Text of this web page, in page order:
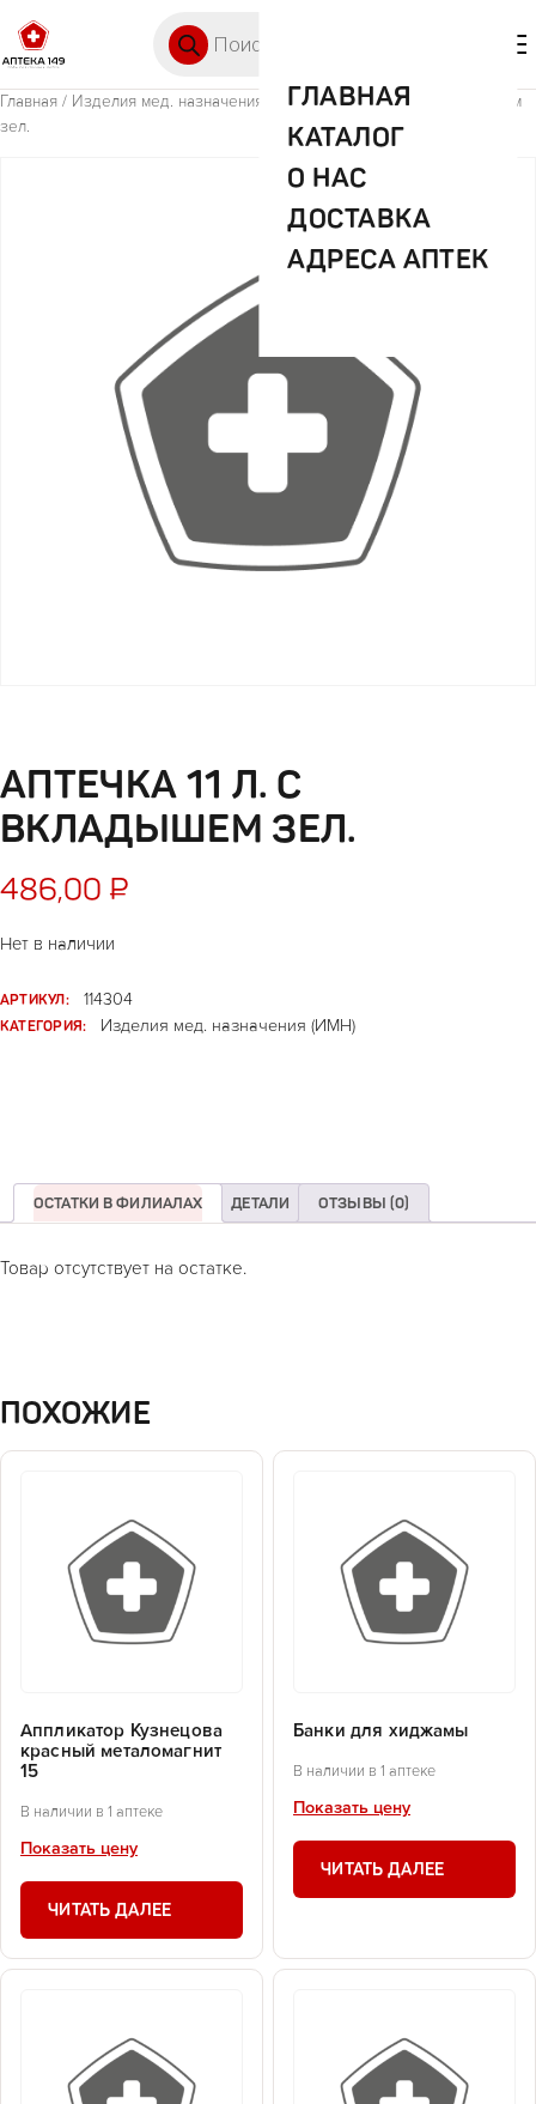
ГЛАВНАЯ
КАТАЛОГ
О НАС
ДОСТАВКА
АДРЕСА АПТЕК
Главная / Изделия мед. назначения (ИМН) / Аптечка 11 л. с вкладышем
зел.
АПТЕЧКА 11 Л. С
ВКЛАДЫШЕМ ЗЕЛ.
486,00 ₽
Нет в наличии
АРТИКУЛ:
114304
КАТЕГОРИЯ:
Изделия мед. назначения (ИМН)
ОСТАТКИ В ФИЛИАЛАХ ДЕТАЛИ ОТЗЫВЫ (0)
Товар отсутствует на остатке.
ПОХОЖИЕ
Аппликатор Кузнецова
красный металомагнит
15
В наличии в 1 аптеке
Показать цену
ЧИТАТЬ ДАЛЕЕ
Банки для хиджамы
В наличии в 1 аптеке
Показать цену
ЧИТАТЬ ДАЛЕЕ